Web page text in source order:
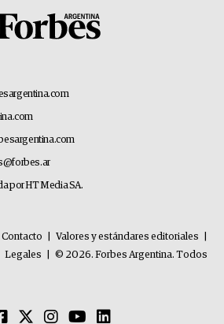
por HT Media SA.
Contacto Valores y estándares editoriales
Legales
© 2026. Forbes Argentina. Todos